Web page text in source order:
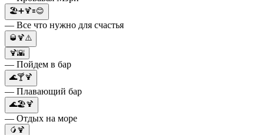
🏖➕🍹🟰😊
— Все что нужно для счастья
🥃🍹⚠️
🍹🌇
— Пойдем в бар
🌊🍸🍹
— Плавающий бар
🌊🏖🍹
— Отдых на море
🥭🍹